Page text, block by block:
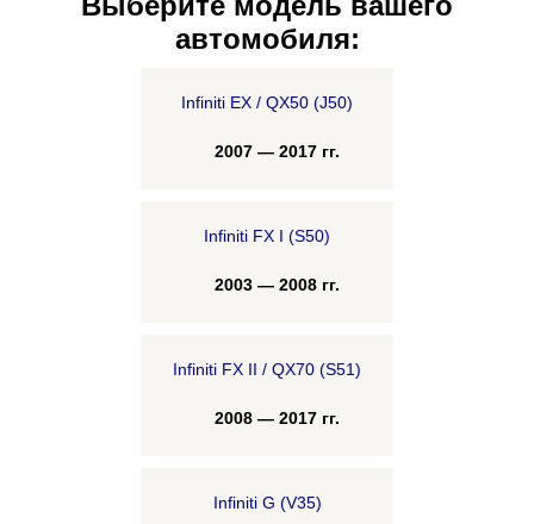
автомобиля:
Infiniti EX / QX50 (J50)
2007 — 2017 гг.
Infiniti FX I (S50)
2003 — 2008 гг.
Infiniti FX II / QX70 (S51)
2008 — 2017 гг.
Infiniti G (V35)